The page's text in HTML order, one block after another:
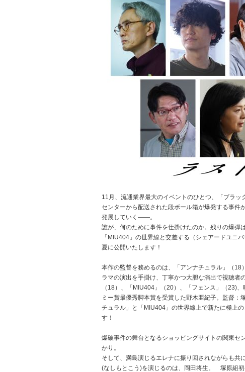
11月、流通業界最大のイベントのひとつ、「ブラ
センターから配送された段ボール箱が爆発する事件
発展していく——。
誰が、何のために事件を仕掛けたのか。残りの爆
「MIU404」の世界線と交差する（シェアードユニ
夏に公開いたします！
本作の監督を務めるのは、「アンナチュラル」（
ラマの演出を手掛け、丁寧かつ大胆な演出で視聴者
（18）、「MIU404」（20）、「フェンス」（23)
ミー賞最優秀脚本賞を受賞した野木亜紀子。監督
チュラル」と「MIU404」の世界線上で新たに極上
す！
爆破事件の舞台となるショッピングサイトの関東セ
かり。
そして、満島演じるエレナに振り回されながらも
(なしもとこう)を演じるのは、岡田将生。 塚原組